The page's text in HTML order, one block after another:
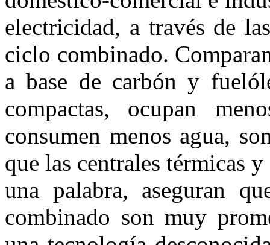
electricidad, a través de
ciclo combinado.
a base de carbón y
compactas, ocupan
consumen menos agua,
que las centrales térmicas
una palabra, aseguran
combinado son muy